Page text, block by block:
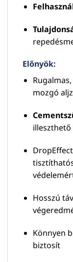
Előnyök:
mozgó
Hosszú
Könnyen
biztosít